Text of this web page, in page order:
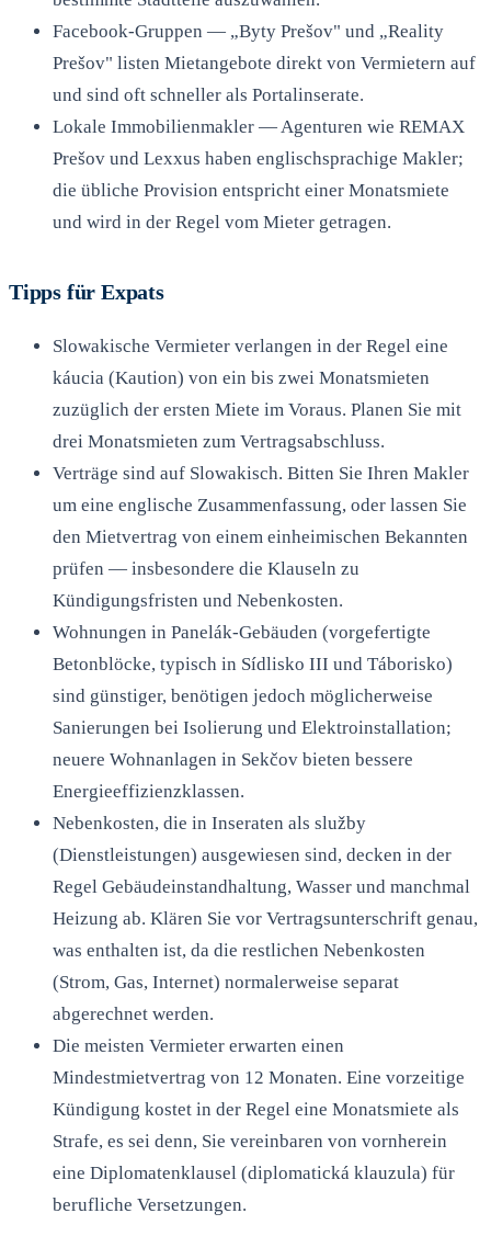
Facebook-Gruppen — „Byty Prešov" und „Reality
Prešov" listen Mietangebote direkt von Vermietern auf
und sind oft schneller als Portalinserate.
Lokale Immobilienmakler — Agenturen wie REMAX
Prešov und Lexxus haben englischsprachige Makler;
die übliche Provision entspricht einer Monatsmiete
und wird in der Regel vom Mieter getragen.
Tipps für Expats
Slowakische Vermieter verlangen in der Regel eine
káucia (Kaution) von ein bis zwei Monatsmieten
zuzüglich der ersten Miete im Voraus. Planen Sie mit
drei Monatsmieten zum Vertragsabschluss.
Verträge sind auf Slowakisch. Bitten Sie Ihren Makler
um eine englische Zusammenfassung, oder lassen Sie
den Mietvertrag von einem einheimischen Bekannten
prüfen — insbesondere die Klauseln zu
Kündigungsfristen und Nebenkosten.
Wohnungen in Panelák-Gebäuden (vorgefertigte
Betonblöcke, typisch in Sídlisko III und Táborisko)
sind günstiger, benötigen jedoch möglicherweise
Sanierungen bei Isolierung und Elektroinstallation;
neuere Wohnanlagen in Sekčov bieten bessere
Energieeffizienzklassen.
Nebenkosten, die in Inseraten als služby
(Dienstleistungen) ausgewiesen sind, decken in der
Regel Gebäudeinstandhaltung, Wasser und manchmal
Heizung ab. Klären Sie vor Vertragsunterschrift genau,
was enthalten ist, da die restlichen Nebenkosten
(Strom, Gas, Internet) normalerweise separat
abgerechnet werden.
Die meisten Vermieter erwarten einen
Mindestmietvertrag von 12 Monaten. Eine vorzeitige
Kündigung kostet in der Regel eine Monatsmiete als
Strafe, es sei denn, Sie vereinbaren von vornherein
eine Diplomatenklausel (diplomatická klauzula) für
berufliche Versetzungen.